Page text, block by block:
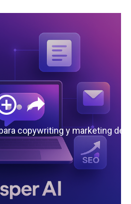
copywriting y marketing de